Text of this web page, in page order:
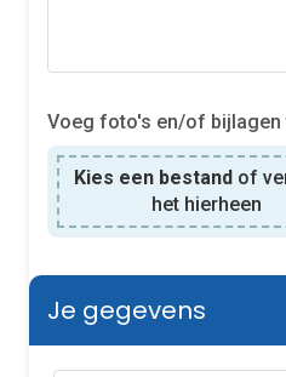
Voeg foto's en/of bijlagen
Kies een bestand of
het hierheen
Je gegevens